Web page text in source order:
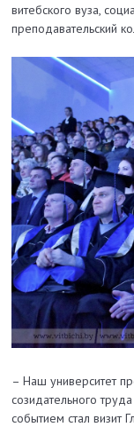
витебского вуза,
преподавательский
– Наш университет
созидательного
событием стал визит